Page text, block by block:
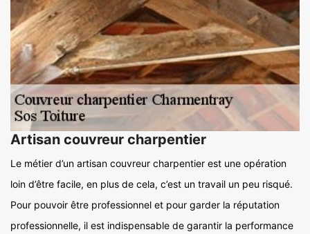
Artisan couvreur charpentier
Le métier d’un artisan couvreur charpentier est une opération
loin d’être facile, en plus de cela, c’est un travail un peu risqué.
Pour pouvoir être professionnel et pour garder la réputation
professionnelle, il est indispensable de garantir la performance